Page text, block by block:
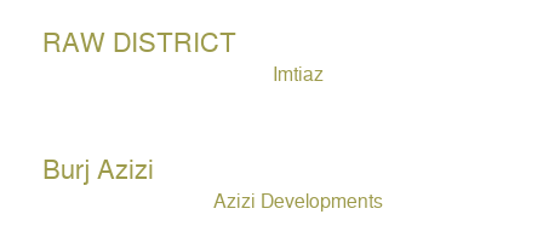
RAW DISTRICT
Imtiaz
Burj Azizi
Azizi Developments